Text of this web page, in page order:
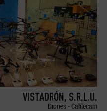
VISTADRÓN, S.R.L.U.
Drones - Cablecam